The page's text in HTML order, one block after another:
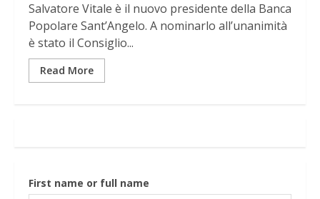
Salvatore Vitale è il nuovo presidente della Banca
Popolare Sant’Angelo. A nominarlo all’unanimità
è stato il Consiglio...
Read More
First name or full name